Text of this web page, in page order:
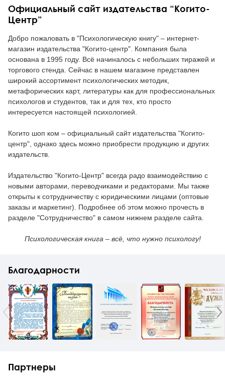
Официальный сайт издательства “Когито-
Центр”
Добро пожаловать в "Психологическую книгу" – интернет-
магазин издательства "Когито-центр". Компания была
основана в 1995 году. Всё начиналось с небольших тиражей и
торгового стенда. Сейчас в нашем магазине представлен
широкий ассортимент психологических методик,
метафорических карт, литературы как для профессиональных
психологов и студентов, так и для тех, кто просто
интересуется настоящей психологией.
Когито шоп ком – официальный сайт издательства "Когито-
центр", однако здесь можно приобрести продукцию и других
издательств.
Издательство "Когито-Центр" всегда радо взаимодействию с
новыми авторами, переводчиками и редакторами. Мы также
открыты к сотрудничеству с юридическими лицами (оптовые
заказы и маркетинг). Подробнее об этом можно прочесть в
разделе "Сотрудничество" в самом нижнем разделе сайта.
Психологическая книга – всё, что нужно психологу!
Благодарности
Партнеры